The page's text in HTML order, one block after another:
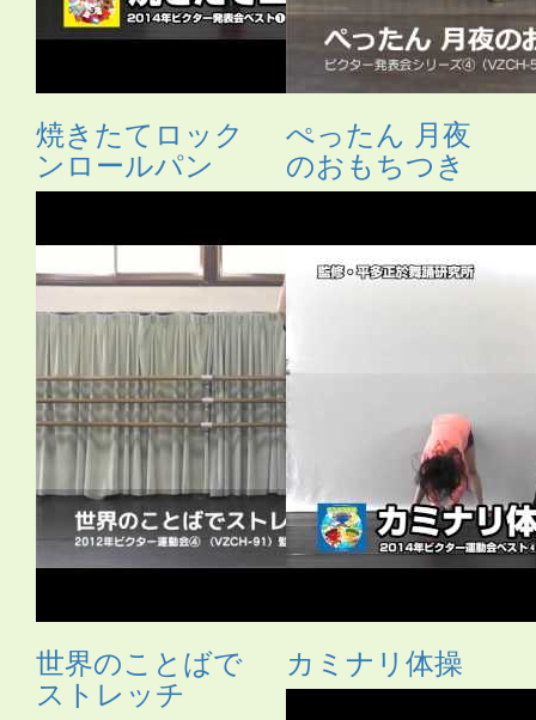
焼きたてロック
ンロールパン
ぺったん 月夜
のおもちつき
世界のことばで
ストレッチ
カミナリ体操